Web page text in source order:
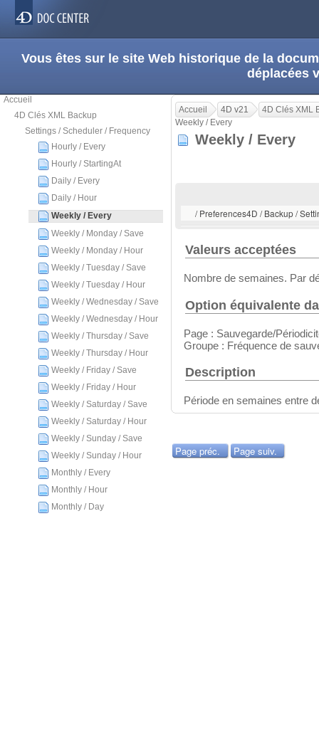
Vous êtes sur le site Web historique de la
déplacées
Accueil
4D Clés XML Backup
Settings / Scheduler / Frequency
Hourly / Every
Hourly / StartingAt
Daily / Every
Daily / Hour
Weekly / Every
Weekly / Monday / Save
Weekly / Monday / Hour
Weekly / Tuesday / Save
Weekly / Tuesday / Hour
Weekly / Wednesday / Save
Weekly / Wednesday / Hour
Weekly / Thursday / Save
Weekly / Thursday / Hour
Weekly / Friday / Save
Weekly / Friday / Hour
Weekly / Saturday / Save
Weekly / Saturday / Hour
Weekly / Sunday / Save
Weekly / Sunday / Hour
Monthly / Every
Monthly / Hour
Monthly / Day
Accueil 4D v21
4D Clés XML
Weekly / Every
Weekly / Every
/ Preferences4D / Backup /
Valeurs acceptées
Nombre de semaines. Par
Option équivalente
Page : Sauvegarde/
Groupe : Fréquence de
Description
Période en semaines entre
Page préc. Page suiv.